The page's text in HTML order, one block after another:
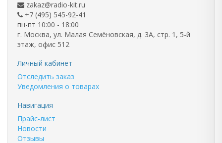
zakaz@radio-kit.ru
+7 (495) 545-92-41
пн-пт 10:00 - 18:00
г. Москва, ул. Малая Семёновская, д. 3А, стр. 1, 5-й
этаж, офис 512
Личный кабинет
Отследить заказ
Уведомления о товарах
Навигация
Прайс-лист
Новости
Отзывы